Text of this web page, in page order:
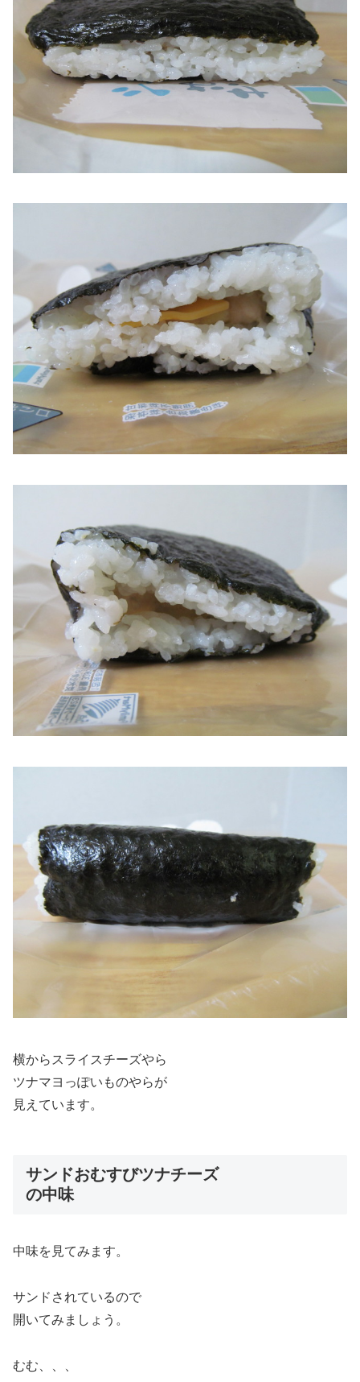
横からスライスチーズやら
ツナマヨっぽいものやらが
見えています。
サンドおむすびツナチーズ
の中味
中味を見てみます。
サンドされているので
開いてみましょう。
むむ、、、